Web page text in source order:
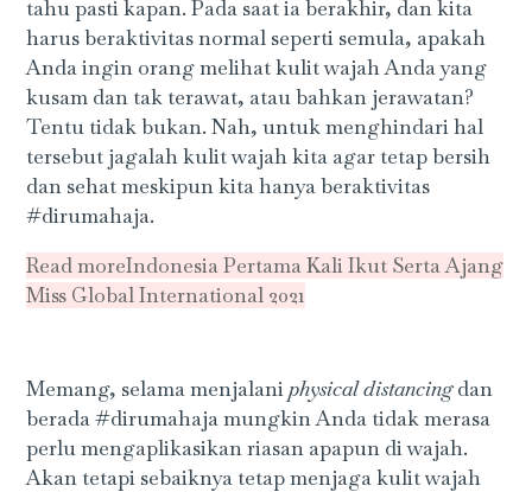
tahu pasti kapan. Pada saat ia berakhir, dan kita
harus beraktivitas normal seperti semula, apakah
Anda ingin orang melihat kulit wajah Anda yang
kusam dan tak terawat, atau bahkan jerawatan?
Tentu tidak bukan. Nah, untuk menghindari hal
tersebut jagalah kulit wajah kita agar tetap bersih
dan sehat meskipun kita hanya beraktivitas
#dirumahaja.
Read moreIndonesia Pertama Kali Ikut Serta Ajang
Miss Global International 2021
Memang, selama menjalaniphysical distancingdan
berada #dirumahaja mungkin Anda tidak merasa
perlu mengaplikasikan riasan apapun di wajah.
Akan tetapi sebaiknya tetap menjaga kulit wajah